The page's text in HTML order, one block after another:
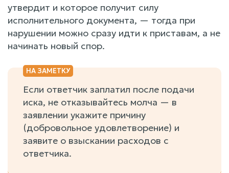
утвердит и которое получит силу
исполнительного документа, — тогда при
нарушении можно сразу идти к приставам, а не
начинать новый спор.
Если ответчик заплатил после подачи
иска, не отказывайтесь молча — в
заявлении укажите причину
(добровольное удовлетворение) и
заявите о взыскании расходов с
ответчика.